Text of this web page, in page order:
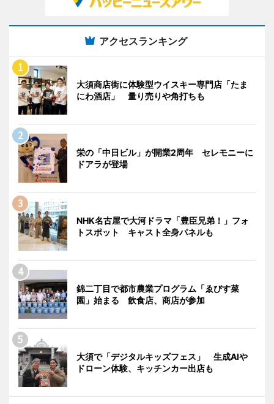
アクセスランキング
大須商店街に体験型ウイスキー専門店「たま
にわ酒店」 量り売りや角打ちも
栄の「中日ビル」が開業2周年 セレモニーに
ドアラが登場
NHK名古屋で大河ドラマ「豊臣兄弟！」フォ
トスポット キャスト全身パネルも
錦二丁目で都市農業プログラム「ゑびす菜
園」始まる 飲食店、商店が参加
大須で「デジタルキッズフェス」 生成AIや
ドローン体験、キッチンカー出店も